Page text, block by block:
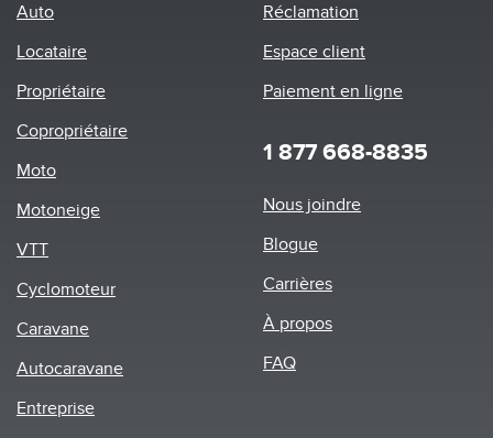
Auto
Locataire
Propriétaire
Copropriétaire
Moto
Motoneige
VTT
Cyclomoteur
Caravane
Autocaravane
Entreprise
Réclamation
Espace client
Paiement en ligne
1 877 668-8835
Footer
Nous joindre
Blogue
Carrières
À propos
FAQ